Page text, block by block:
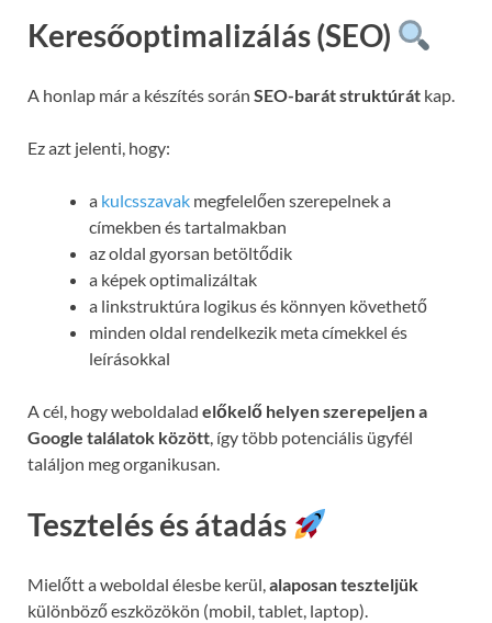
Keresőoptimalizálás (SEO)
A honlap már a készítés során SEO-barát struktúrát kap.
Ez azt jelenti, hogy:
a kulcsszavak megfelelően szerepelnek a
címekben és tartalmakban
az oldal gyorsan betöltődik
a képek optimalizáltak
a linkstruktúra logikus és könnyen követhető
minden oldal rendelkezik meta címekkel és
leírásokkal
A cél, hogy weboldalad előkelő helyen szerepeljen a
Google találatok között, így több potenciális ügyfél
találjon meg organikusan.
Tesztelés és átadás
Mielőtt a weboldal élesbe kerül,alaposan teszteljük
különböző eszközökön (mobil, tablet, laptop).